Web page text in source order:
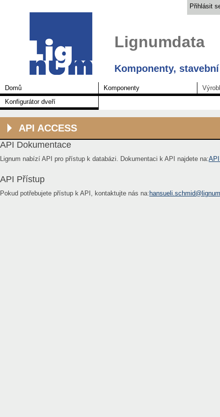
Přihlásit
Lignumdata
Komponenty,
Domů Komponenty
Konfigurátor dveří
API ACCESS
API Dokumentace
Lignum nabízí API pro přístup k databázi. Dokumentaci k API najdete na:
API Přístup
Pokud potřebujete přístup k API, kontaktujte nás na: